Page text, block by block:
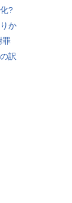
?
か
罪
訳